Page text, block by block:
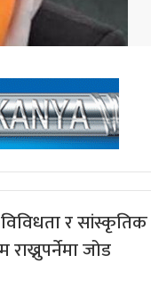
र सांस्कृतिक
जोड